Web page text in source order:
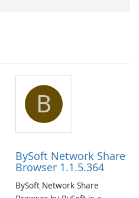
B
BySoft Network Share
Browser 1.1.5.364
BySoft Network Share